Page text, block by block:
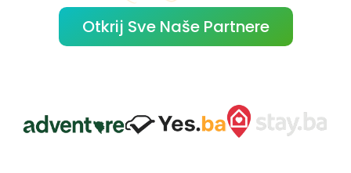
Otkrij Sve Naše Partnere